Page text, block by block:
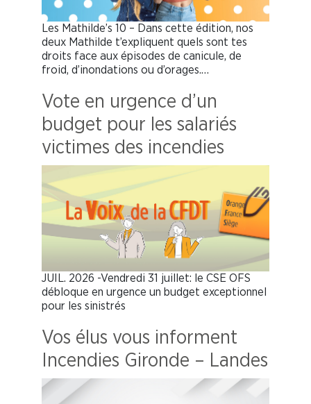
Les Mathilde’s 10 – Dans cette édition, nos
deux Mathilde t’expliquent quels sont tes
droits face aux épisodes de canicule, de
froid, d’inondations ou d’orages.…
Vote en urgence d’un
budget pour les salariés
victimes des incendies
JUIL. 2026 -Vendredi 31 juillet: le CSE OFS
débloque en urgence un budget exceptionnel
pour les sinistrés
Vos élus vous informent
Incendies Gironde – Landes